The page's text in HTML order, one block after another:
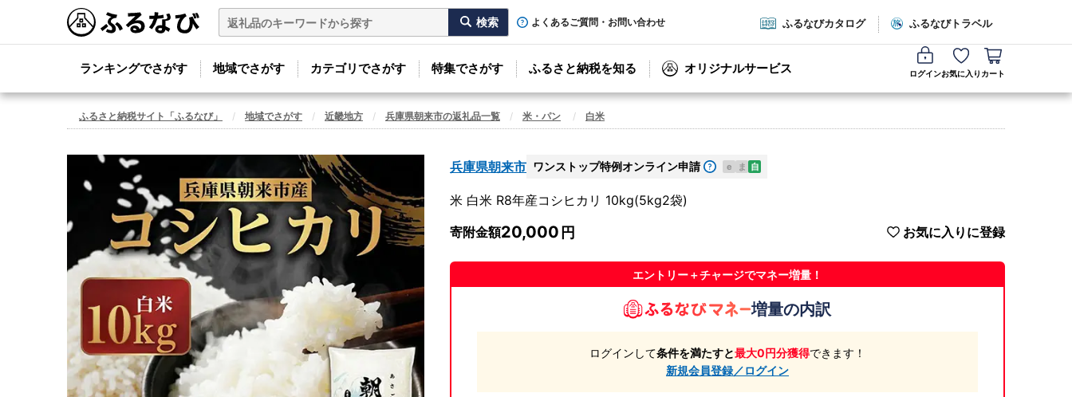
よくあるご質問・お問い合わせ ふるなびカタログ ふるなびトラベル
ランキングでさがす 地域でさがす カテゴリでさがす 特集でさがす ふるさと納税を知る オリジナルサービス ログインお気に入り カート
ふるさと納税サイト「ふるなび」 地域でさがす 近畿地方 兵庫県朝来市の返礼品一覧 米・パン 白米
兵庫県朝来市 ワンストップ特例オンライン申請 e ま 自
米 白米 R8年産コシヒカリ 10kg(5kg2袋)
寄附金額20,000 お気に入りに登録
エントリー＋チャージでマネー増量！
増量の内訳
ログインして条件を満たすと最大0円分獲得できます！
新規会員登録／ログイン